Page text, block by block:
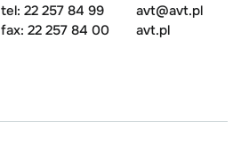
tel: 22 257 84 99
fax: 22 257 84 00
avt@avt.pl
avt.pl